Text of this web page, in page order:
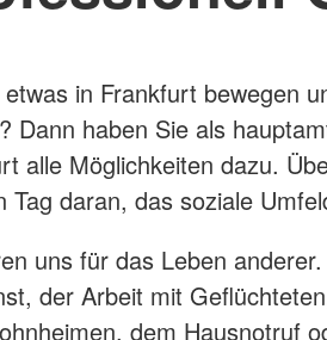
in Frankfurt bewegen
Dann haben Sie als
alle Möglichkeiten dazu.
Tag daran, das soziale
uns für das Leben
der Arbeit mit
dem Hausnotruf